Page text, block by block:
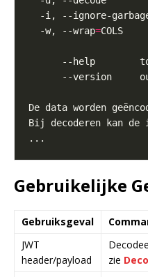
  -w, --wrap
=COLS
Gebruikelijke
Gebruiksgeval
JWT
header/payload
zie